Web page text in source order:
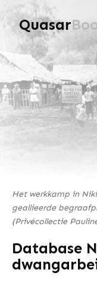
Quasar
Het werkkamp in
geallieerde
(Privécollectie
Database